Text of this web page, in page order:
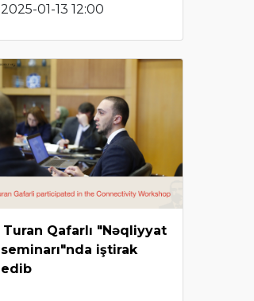
2025-01-13 12:00
Turan Qafarlı "Nəqliyyat
seminarı"nda iştirak
edib